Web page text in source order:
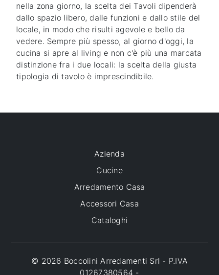
nella zona giorno, la scelta dei Tavoli dipenderà
dallo spazio libero, dalle funzioni e dallo stile del
locale, in modo che risulti agevole e bello da
vedere. Sempre più spesso, al giorno d'oggi, la
cucina si apre al living e non c'è più una marcata
distinzione fra i due locali: la scelta della giusta
tipologia di tavolo è imprescindibile.
Azienda
Cucine
Arredamento Casa
Accessori Casa
Cataloghi
© 2026 Boccolini Arredamenti Srl - P.IVA
01267380564 -